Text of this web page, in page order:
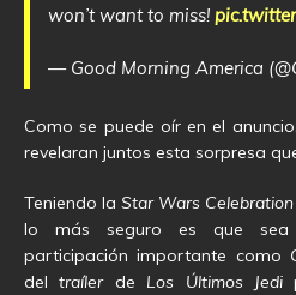
won’t want to miss!
— Good Morning America
Como se puede oír en el anuncio,
revelaran juntos esta sorpresa
Teniendo la Star Wars Celebration
lo más seguro es que sea
participación importante como
deltraílerde Los Últimos Jedi